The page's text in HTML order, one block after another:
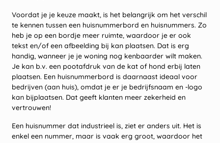
Voordat je je keuze maakt, is het belangrijk om het verschil
te kennen tussen een huisnummerbord en huisnummers. Zo
heb je op een bordje meer ruimte, waardoor je er ook
tekst en/of een afbeelding bij kan plaatsen. Dat is erg
handig, wanneer je je woning nog kenbaarder wilt maken.
Je kan b.v. een pootafdruk van de kat of hond erbij laten
plaatsen. Een huisnummerbord is daarnaast ideaal voor
bedrijven (aan huis), omdat je er je bedrijfsnaam en -logo
kan bijplaatsen. Dat geeft klanten meer zekerheid en
vertrouwen!
Een huisnummer dat industrieel is, ziet er anders uit. Het is
enkel een nummer, maar is vaak erg groot, waardoor het